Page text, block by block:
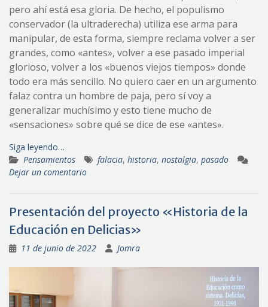
pero ahí está esa gloria. De hecho, el populismo
conservador (la ultraderecha) utiliza ese arma para
manipular, de esta forma, siempre reclama volver a ser
grandes, como «antes», volver a ese pasado imperial
glorioso, volver a los «buenos viejos tiempos» donde
todo era más sencillo. No quiero caer en un argumento
falaz contra un hombre de paja, pero sí voy a
generalizar muchísimo y esto tiene mucho de
«sensaciones» sobre qué se dice de ese «antes».
Siga leyendo…
Pensamientos
falacia, historia, nostalgia, pasado
Dejar un comentario
Presentación del proyecto «Historia de la
Educación en Delicias»
11 de junio de 2022 Jomra